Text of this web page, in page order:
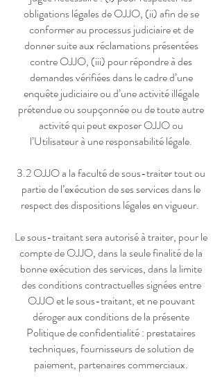
obligations légales de OJJO, (ii) afin de se
conformer au processus judiciaire et de
donner suite aux réclamations présentées
contre OJJO, (iii) pour répondre à des
demandes vérifiées dans le cadre d’une
enquête judiciaire ou d’une activité illégale
prétendue ou soupçonnée ou de toute autre
activité qui peut exposer OJJO ou
l’Utilisateur à une responsabilité légale.
3.2 OJJO a la faculté de sous-traiter tout ou
partie de l’exécution de ses services dans le
respect des dispositions légales en vigueur.
Le sous-traitant sera autorisé à traiter, pour le
compte de OJJO, dans la seule finalité de la
bonne exécution des services, dans la limite
des conditions contractuelles signées entre
OJJO et le sous-traitant, et ne pouvant
déroger aux conditions de la présente
Politique de confidentialité : prestataires
techniques, fournisseurs de solution de
paiement, partenaires commerciaux.